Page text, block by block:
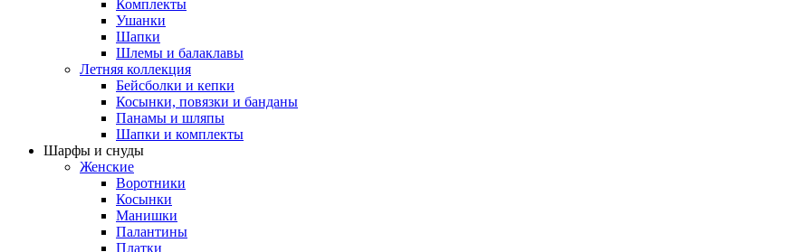
Комплекты
Ушанки
Шапки
Шлемы и балаклавы
Летняя коллекция
Бейсболки и кепки
Косынки, повязки и банданы
Панамы и шляпы
Шапки и комплекты
Шарфы и снуды
Женские
Воротники
Косынки
Манишки
Палантины
Платки